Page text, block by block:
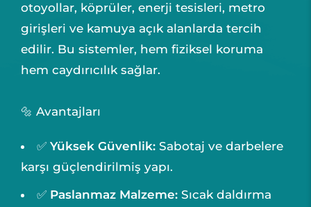
otoyollar, köprüler, enerji tesisleri, metro
girişleri ve kamuya açık alanlarda tercih
edilir. Bu sistemler, hem fiziksel koruma
hem caydırıcılık sağlar.
🔩 Avantajları
✅ Yüksek Güvenlik:Sabotaj ve darbelere
karşı güçlendirilmiş yapı.
✅ Paslanmaz Malzeme:Sıcak daldırma